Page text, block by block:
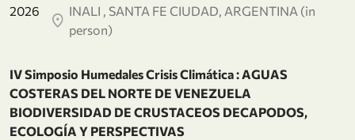
2026
INALI , SANTA FE CIUDAD, ARGENTINA (in
person)
IV Simposio Humedales Crisis Climática : AGUAS
COSTERAS DEL NORTE DE VENEZUELA
BIODIVERSIDAD DE CRUSTACEOS DECAPODOS,
ECOLOGÍA Y PERSPECTIVAS